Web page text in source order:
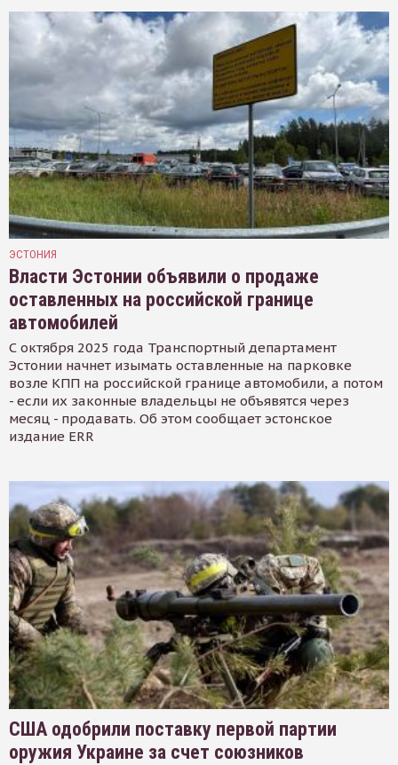
ЭСТОНИЯ
Власти Эстонии объявили о продаже
оставленных на российской границе
автомобилей
С октября 2025 года Транспортный департамент
Эстонии начнет изымать оставленные на парковке
возле КПП на российской границе автомобили, а потом
- если их законные владельцы не объявятся через
месяц - продавать. Об этом сообщает эстонское
издание ERR
США одобрили поставку первой партии
оружия Украине за счет союзников